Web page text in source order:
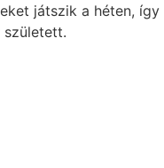
játszik a héten,
született.